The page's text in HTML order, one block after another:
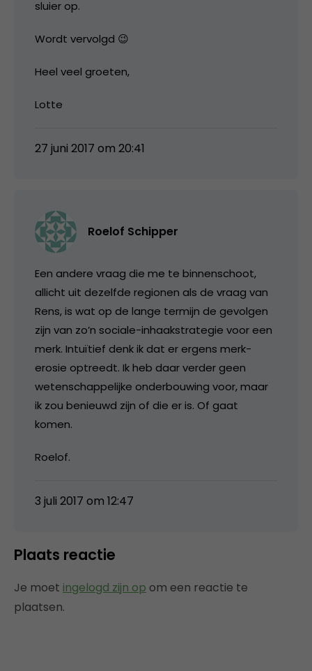
sluier op.
Wordt vervolgd 😉
Heel veel groeten,
Lotte
27 juni 2017 om 20:41
Roelof Schipper
Een andere vraag die me te binnenschoot,
allicht uit dezelfde regionen als de vraag van
Rens, is wat op de lange termijn de gevolgen
zijn van zo’n sociale-inhaakstrategie voor een
merk. Intuïtief denk ik dat er ergens merk-
erosie optreedt. Ik heb daar verder geen
wetenschappelijke onderbouwing voor, maar
ik zou benieuwd zijn of die er is. Of gaat
komen.
Roelof.
3 juli 2017 om 12:47
Plaats reactie
Je moet ingelogd zijn op om een reactie te
plaatsen.